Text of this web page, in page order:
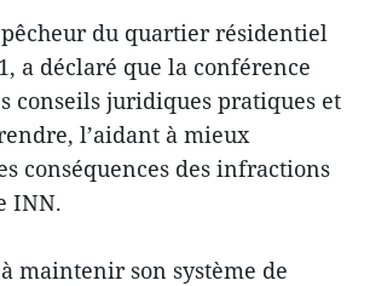
du quartier résidentiel
a déclaré que la conférence
conseils juridiques pratiques et
l’aidant à mieux
conséquences des infractions
INN.
maintenir son système de